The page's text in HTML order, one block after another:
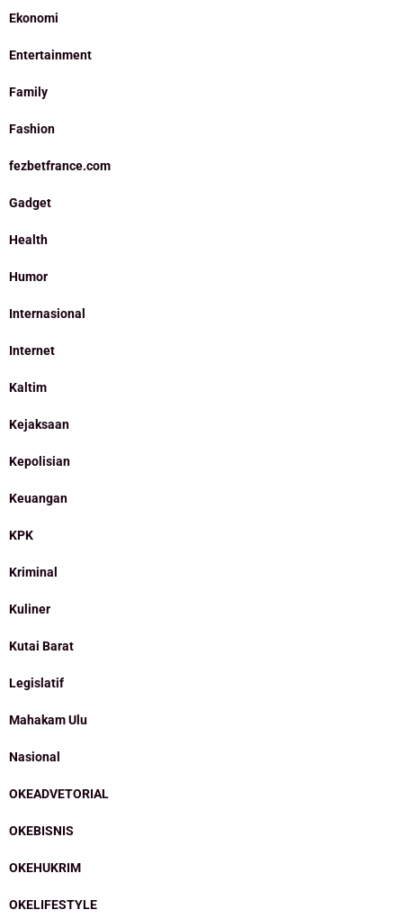
Ekonomi
Entertainment
Family
Fashion
fezbetfrance.com
Gadget
Health
Humor
Internasional
Internet
Kaltim
Kejaksaan
Kepolisian
Keuangan
KPK
Kriminal
Kuliner
Kutai Barat
Legislatif
Mahakam Ulu
Nasional
OKEADVETORIAL
OKEBISNIS
OKEHUKRIM
OKELIFESTYLE